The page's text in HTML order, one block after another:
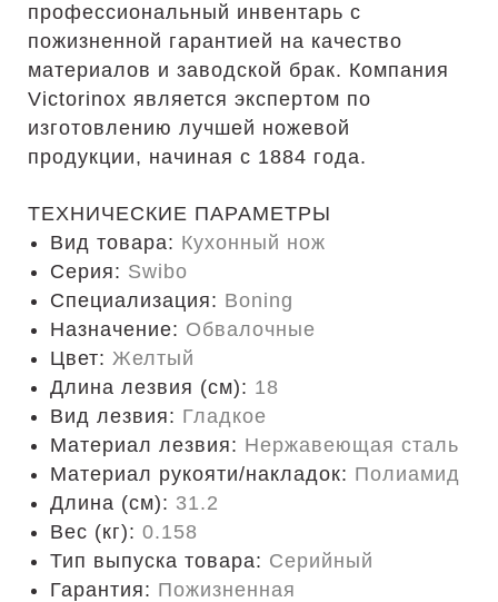
профессиональный инвентарь с
пожизненной гарантией на качество
материалов и заводской брак. Компания
Victorinox является экспертом по
изготовлению лучшей ножевой
продукции, начиная с 1884 года.
ТЕХНИЧЕСКИЕ ПАРАМЕТРЫ
Вид товара: Кухонный нож
Серия: Swibo
Специализация: Boning
Назначение: Обвалочные
Цвет: Желтый
Длина лезвия (см): 18
Вид лезвия: Гладкое
Материал лезвия: Нержавеющая сталь
Материал рукояти/накладок: Полиамид
Длина (cм): 31.2
Вес (кг): 0.158
Тип выпуска товара: Серийный
Гарантия: Пожизненная